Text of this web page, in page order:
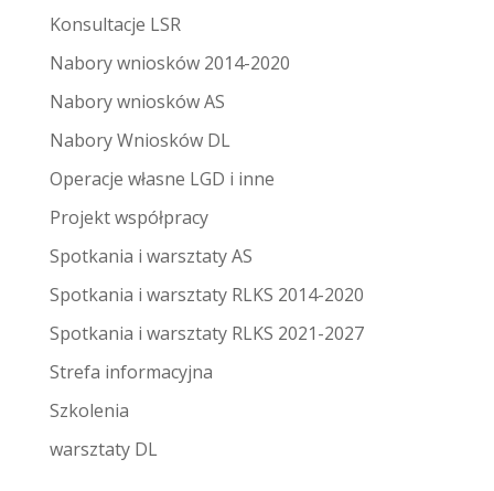
Konsultacje LSR
Nabory wniosków 2014-2020
Nabory wniosków AS
Nabory Wniosków DL
Operacje własne LGD i inne
Projekt współpracy
Spotkania i warsztaty AS
Spotkania i warsztaty RLKS 2014-2020
Spotkania i warsztaty RLKS 2021-2027
Strefa informacyjna
Szkolenia
warsztaty DL